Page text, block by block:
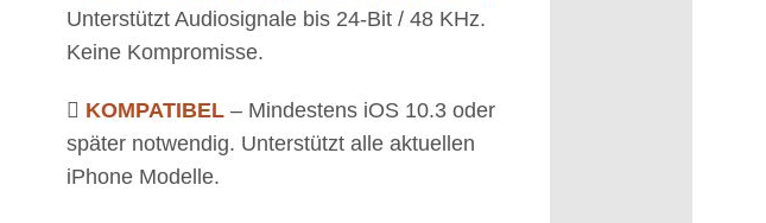
Unterstützt Audiosignale bis 24-Bit / 48 KHz.
Keine Kompromisse.
KOMPATIBEL– Mindestens iOS 10.3 oder
später notwendig. Unterstützt alle aktuellen
iPhone Modelle.